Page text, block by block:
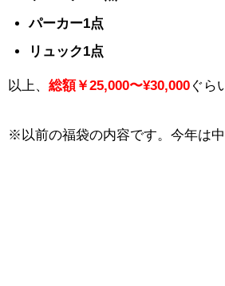
パーカー1点
リュック1点
以上、総額￥25,000〜¥30,000 ぐら
※以前の福袋の内容です。今年は